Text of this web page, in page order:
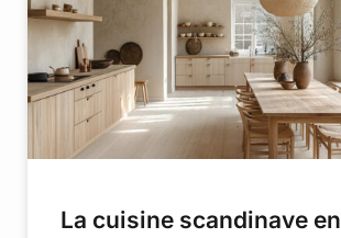
La cuisine scandinave en